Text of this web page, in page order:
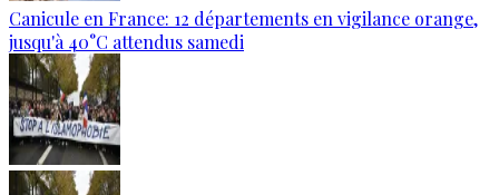
Canicule en France: 12 départements en vigilance orange,
jusqu'à 40°C attendus samedi